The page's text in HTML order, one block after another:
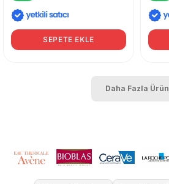
SEPETE EKLE
Daha Fazla Ürün